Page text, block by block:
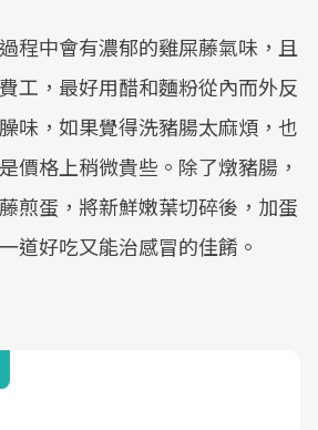
程中會有濃郁的雞屎藤氣味，且
工，最好用醋和麵粉從內而外反
味，如果覺得洗豬腸太麻煩，也
價格上稍微貴些。除了燉豬腸，
煎蛋，將新鮮嫩葉切碎後，加蛋
道好吃又能治感冒的佳餚。